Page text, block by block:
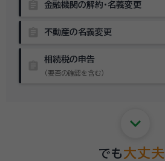
金融機関の解約・名義変更
不動産の名義変更
相続税の申告
（要否の確認を含む）
keyboard_arrow_down
でも 大丈夫